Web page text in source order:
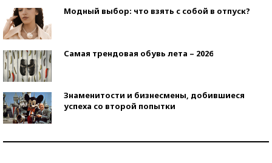
Модный выбор: что взять с собой в отпуск?
Самая трендовая обувь лета – 2026
Знаменитости и бизнесмены, добившиеся
успеха со второй попытки